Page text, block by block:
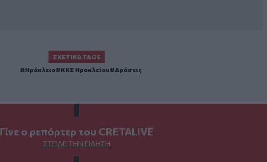
ΣΧΕΤΙΚΆ TAGS
Ηράκλειο
ΚΚΕ Ηρακλείου Δράσεις
Γίνε ο ρεπόρτερ του CRETALIVE
ΣΤΕΊΛΕ ΤΗΝ ΕΊΔΗΣΗ